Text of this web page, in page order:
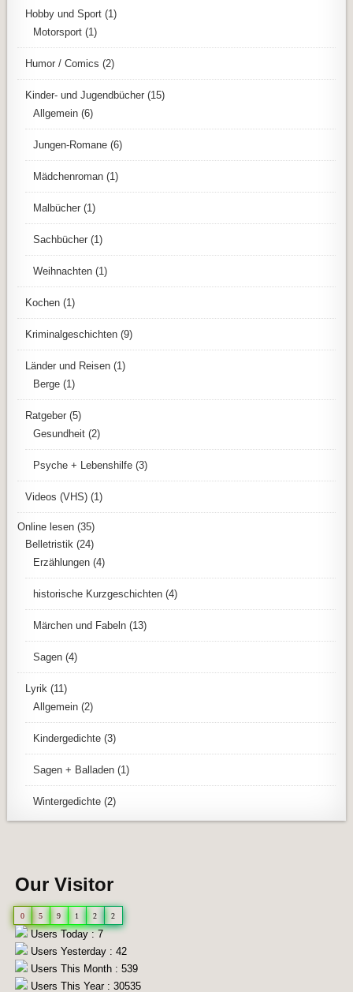
Hobby und Sport (1)
Motorsport (1)
Humor / Comics (2)
Kinder- und Jugendbücher (15)
Allgemein (6)
Jungen-Romane (6)
Mädchenroman (1)
Malbücher (1)
Sachbücher (1)
Weihnachten (1)
Kochen (1)
Kriminalgeschichten (9)
Länder und Reisen (1)
Berge (1)
Ratgeber (5)
Gesundheit (2)
Psyche + Lebenshilfe (3)
Videos (VHS) (1)
Online lesen (35)
Belletristik (24)
Erzählungen (4)
historische Kurzgeschichten (4)
Märchen und Fabeln (13)
Sagen (4)
Lyrik (11)
Allgemein (2)
Kindergedichte (3)
Sagen + Balladen (1)
Wintergedichte (2)
Our Visitor
0 5 9 1 2 2
Users Today : 7
Users Yesterday : 42
Users This Month : 539
Users This Year : 30535